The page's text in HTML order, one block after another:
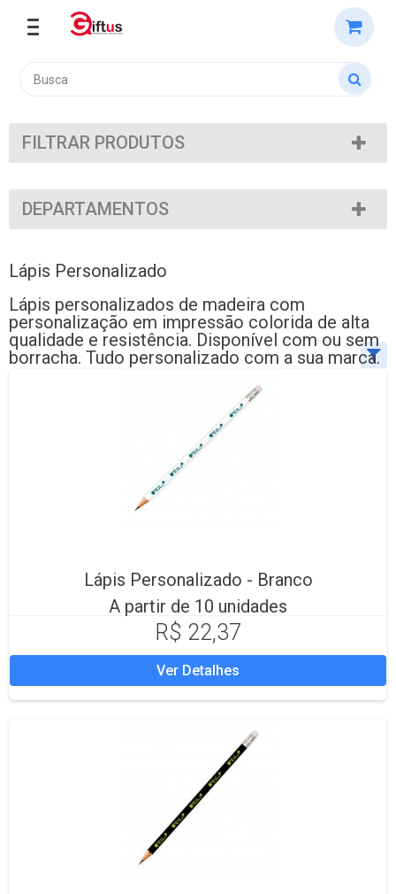
FILTRAR PRODUTOS
DEPARTAMENTOS
Lápis Personalizado
Lápis personalizados de madeira com
personalização em impressão colorida de alta
qualidade e resistência. Disponível com ou sem
borracha. Tudo personalizado com a sua marca.
Exibir até:
Lápis Personalizado - Branco
A partir de 10 unidades
R$ 22,37
Ver Detalhes